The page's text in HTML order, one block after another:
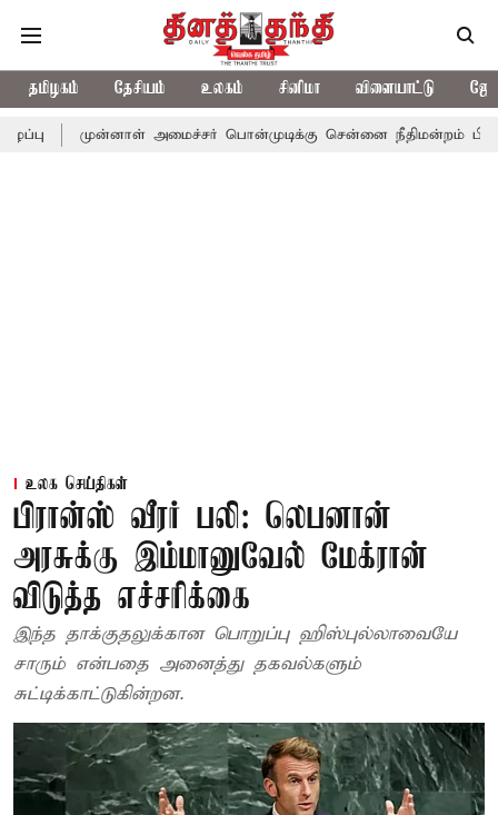
தமிழகம் தேசியம் உலகம் சினிமா விளையாட்டு
அமைச்சர் பொன்முடிக்கு சென்னை நீதிமன்றம் பிடிவாராண்ட்
உலக செய்திகள்
பிரான்ஸ் வீரர் பலி: லெபனான்
அரசுக்கு இம்மானுவேல் மேக்ரான்
விடுத்த எச்சரிக்கை
இந்த தாக்குதலுக்கான பொறுப்பு ஹிஸ்புல்லாவையே
சாரும் என்பதை அனைத்து தகவல்களும்
சுட்டிக்காட்டுகின்றன.